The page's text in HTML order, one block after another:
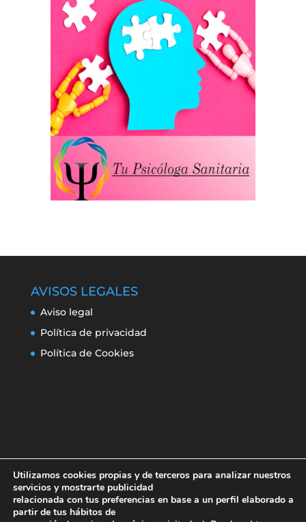
AVISOS LEGALES
Aviso legal
Política de privacidad
Política de Cookies
Utilizamos cookies propias y de terceros para analizar nuestros
servicios y mostrarte publicidad
relacionada con tus preferencias en base a un perfil elaborado a
partir de tus hábitos de